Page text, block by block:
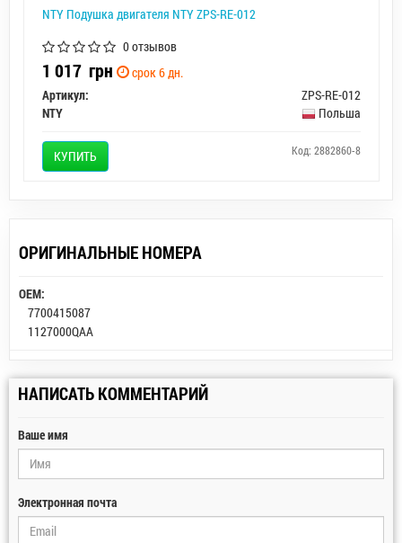
NTY Подушка двигателя NTY ZPS-RE-012
0 отзывов
1 017 грн
срок 6 дн.
Артикул:
ZPS-RE-012
NTY
Польша
КУПИТЬ Код: 2882860-8
ОРИГИНАЛЬНЫЕ НОМЕРА
OEM:
7700415087
1127000QAA
НАПИСАТЬ КОММЕНТАРИЙ
Ваше имя
Электронная почта